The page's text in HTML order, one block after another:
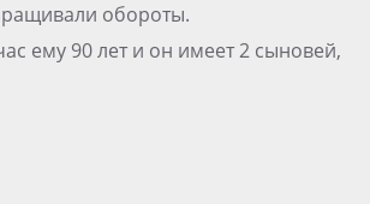
обороты.
ему 90 лет и он имеет 2 сыновей,